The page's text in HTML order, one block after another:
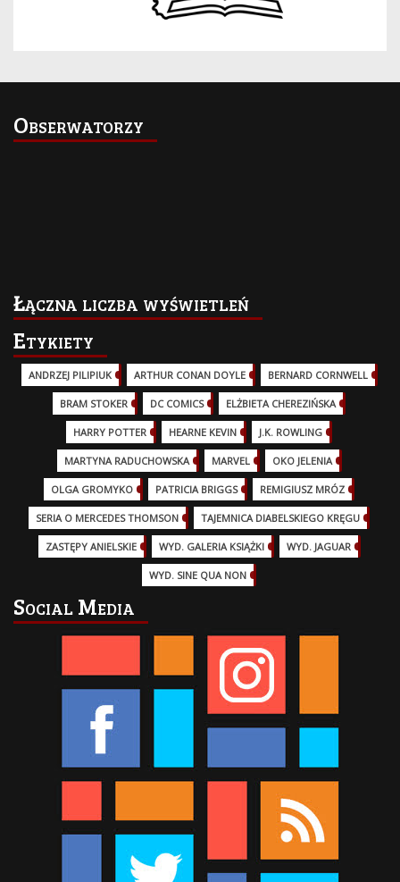
Obserwatorzy
Łączna liczba wyświetleń
Etykiety
ANDRZEJ PILIPIUK (29)ARTHUR CONAN DOYLE BERNARD CORNWELL
BRAM STOKER DC COMICS (17)ELŻBIETA CHEREZIŃSKA
HARRY POTTER (13)HEARNE KEVIN J.K. ROWLING
MARTYNA RADUCHOWSKA MARVEL (32)OKO JELENIA
OLGA GROMYKO PATRICIA BRIGGS (12)REMIGIUSZ MRÓZ
SERIA O MERCEDES THOMSON (11)TAJEMNICA DIABELSKIEGO KRĘGU
ZASTĘPY ANIELSKIE WYD. GALERIA KSIĄŻKI WYD. JAGUAR
WYD. SINE QUA NON
Social Media